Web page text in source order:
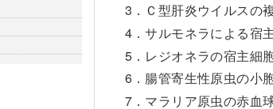
3．Ｃ型肝炎ウイルスの
4．サルモネラによる宿
5．レジオネラの宿主細
6．腸管寄生性原虫の小
7．マラリア原虫の赤血